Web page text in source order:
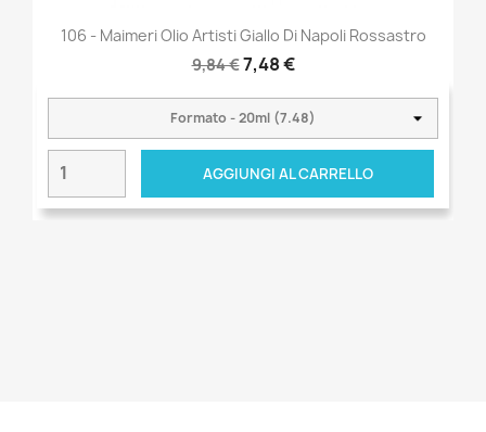
106 - Maimeri Olio Artisti Giallo Di Napoli Rossastro
9,84 €7,48 €
AGGIUNGI AL CARRELLO